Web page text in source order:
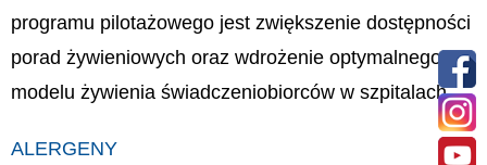
programu pilotażowego jest zwiększenie dostępności
porad żywieniowych oraz wdrożenie optymalnego
modelu żywienia świadczeniobiorców w szpitalach.
ALERGENY